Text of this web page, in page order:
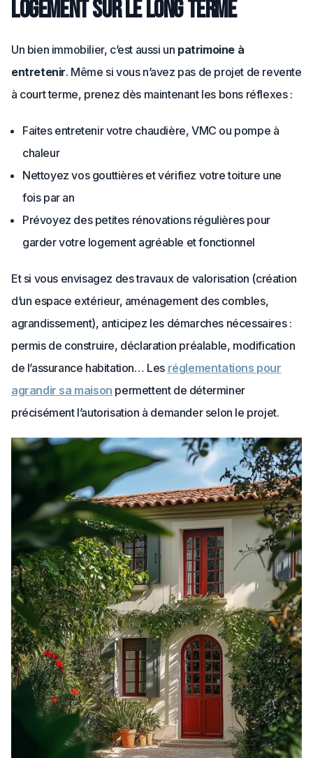
logement sur le long terme
Un bien immobilier, c’est aussi un patrimoine à
entretenir. Même si vous n’avez pas de projet de revente
à court terme, prenez dès maintenant les bons réflexes :
Faites entretenir votre chaudière, VMC ou pompe à
chaleur
Nettoyez vos gouttières et vérifiez votre toiture une
fois par an
Prévoyez des petites rénovations régulières pour
garder votre logement agréable et fonctionnel
Et si vous envisagez des travaux de valorisation (création
d’un espace extérieur, aménagement des combles,
agrandissement), anticipez les démarches nécessaires :
permis de construire, déclaration préalable, modification
de l’assurance habitation… Les réglementations pour
agrandir sa maison permettent de déterminer
précisément l’autorisation à demander selon le projet.